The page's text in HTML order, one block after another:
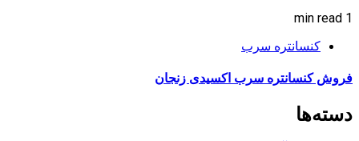
1 min read
کنسانتره سرب
فروش کنسانتره سرب اکسیدی زنجان
دسته‌ها